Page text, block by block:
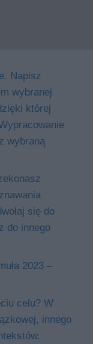
Napisz
wybranej
której
wybraną
się do
do innego
2023 –
celu? W
innego